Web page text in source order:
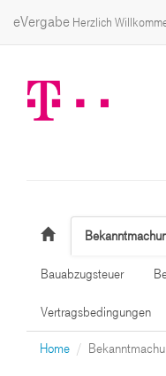
eVergabe Herzlich
Bauabzugsteuer
Vertragsbedingungen
Home